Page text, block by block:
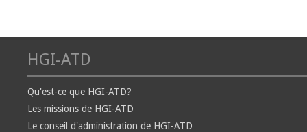
HGI-ATD
Qu'est-ce que HGI-ATD?
Les missions de HGI-ATD
Le conseil d'administration de HGI-ATD